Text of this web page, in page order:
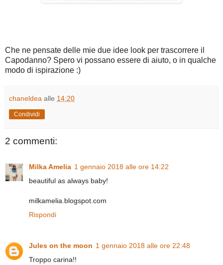
Che ne pensate delle mie due idee look per trascorrere il
Capodanno? Spero vi possano essere di aiuto, o in qualche
modo di ispirazione :)
chaneldea alle 14:20
Condividi
2 commenti:
Milka Amelia 1 gennaio 2018 alle ore 14:22
beautiful as always baby!
milkamelia.blogspot.com
Rispondi
Jules on the moon 1 gennaio 2018 alle ore 22:48
Troppo carina!!